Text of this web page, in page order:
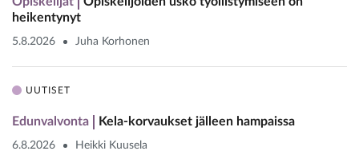
heikentynyt
5.8.2026 Juha Korhonen
UUTISET
Edunvalvonta Kela-korvaukset jälleen hampaissa
6.8.2026 Heikki Kuusela